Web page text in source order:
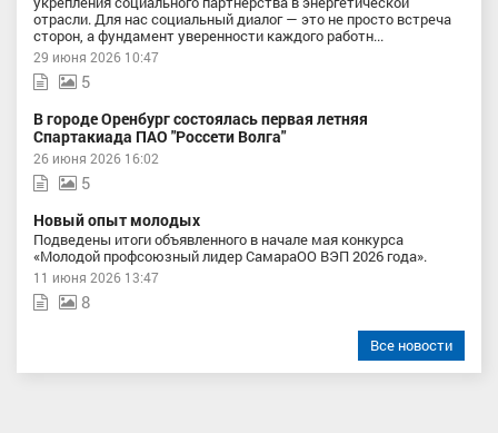
отрасли. Для нас социальный диалог — это не просто встреча
сторон, а фундамент уверенности каждого работн...
29 июня 2026 10:47
5
В городе Оренбург состоялась первая летняя
Спартакиада ПАО "Россети Волга"
26 июня 2026 16:02
5
Новый опыт молодых
Подведены итоги объявленного в начале мая конкурса
«Молодой профсоюзный лидер СамараОО ВЭП 2026 года».
11 июня 2026 13:47
8
Все новости